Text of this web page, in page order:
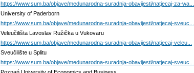
https://www.sum.ba/objave/medunarodna-suradnja-obavijesti/natjecaj-za-wa...
University of Paderborn
https://www.sum.ba/objave/medunarodna-suradnja-obavijesti/natjecaj-sveuc...
Veleučilišta Lavoslav Ružička u Vukovaru
https://www.sum.ba/objave/medunarodna-suradnja-obavijesti/natjecaj-veleu...
Sveučilište u Splitu
https://www.sum.ba/objave/medunarodna-suradnja-obavijesti/natjecaj-sveuc...